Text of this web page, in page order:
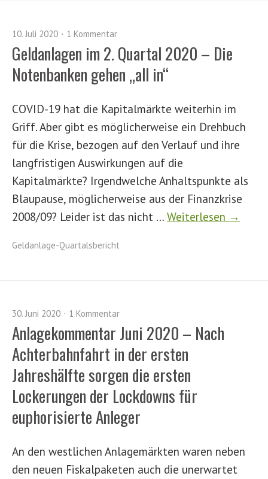
10. Juli 2020 1 Kommentar
Geldanlagen im 2. Quartal 2020 – Die
Notenbanken gehen „all in“
COVID-19 hat die Kapitalmärkte weiterhin im
Griff. Aber gibt es möglicherweise ein Drehbuch
für die Krise, bezogen auf den Verlauf und ihre
langfristigen Auswirkungen auf die
Kapitalmärkte? Irgendwelche Anhaltspunkte als
Blaupause, möglicherweise aus der Finanzkrise
2008/09? Leider ist das nicht … Weiterlesen →
Geldanlage-Quartalsbericht
30. Juni 2020 1 Kommentar
Anlagekommentar Juni 2020 – Nach
Achterbahnfahrt in der ersten
Jahreshälfte sorgen die ersten
Lockerungen der Lockdowns für
euphorisierte Anleger
An den westlichen Anlagemärkten waren neben
den neuen Fiskalpaketen auch die unerwartet